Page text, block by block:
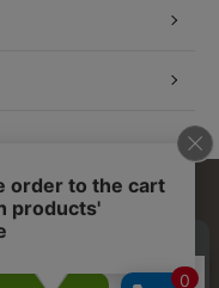
プライバシーポリシー